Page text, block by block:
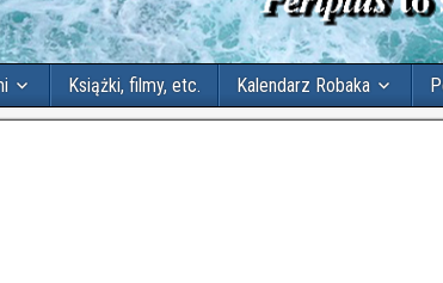
Książki, filmy, etc. Kalendarz Robaka